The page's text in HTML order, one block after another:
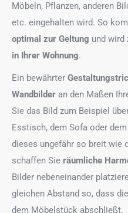
Möbeln, Pflanzen, anderen
etc. eingehalten wird. So
optimal zur Geltung und wird
in Ihrer Wohnung.
Ein bewährter
Wandbilder an den Maßen
Sie das Bild zum Beispiel
Esstisch, dem Sofa oder
dieses ungefähr so breit wie
schaffen Sie räumliche
Bilder nebeneinander
gleichen Abstand so, dass
dem Möbelstück abschließt.